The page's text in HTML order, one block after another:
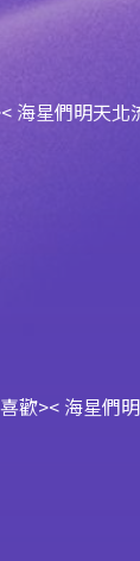
海星們明天
歡>< 海星們